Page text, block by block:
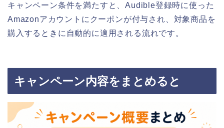
キャンペーン条件を満たすと、Audible登録時に使った
Amazonアカウントにクーポンが付与され、対象商品を
購入するときに自動的に適用される流れです。
キャンペーン内容をまとめると